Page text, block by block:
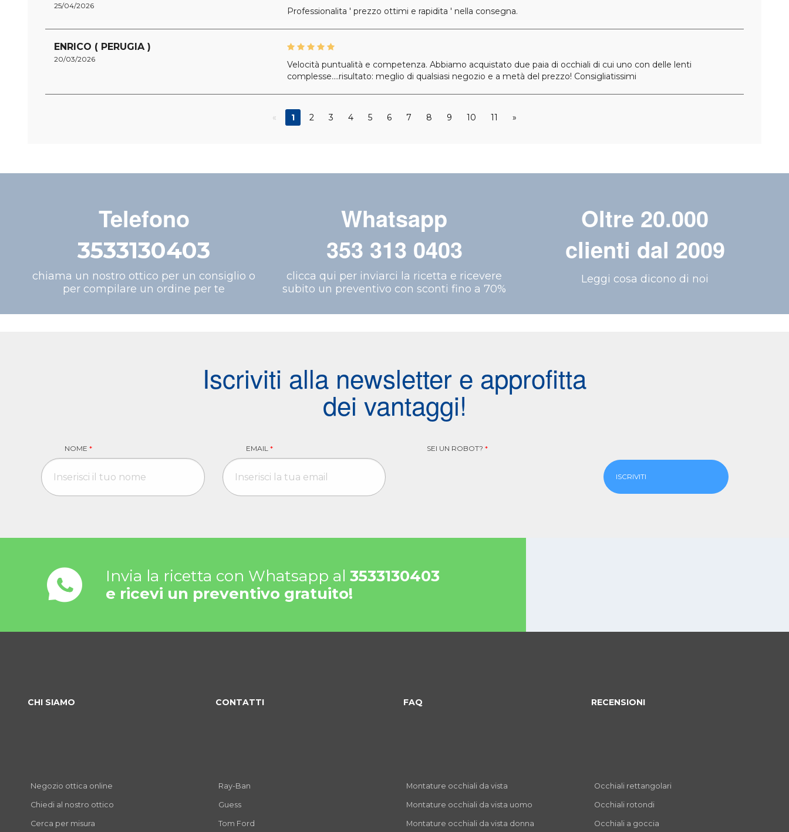
25/04/2026
Professionalita ' prezzo ottimi e rapidita ' nella consegna.
ENRICO ( PERUGIA )
20/03/2026
Velocità puntualità e competenza. Abbiamo acquistato due paia di occhiali di cui uno con delle lenti
complesse....risultato: meglio di qualsiasi negozio e a metà del prezzo! Consigliatissimi
« 1 2 3 4 5 6 7 8 9 10 11 »
Telefono
3533130403
chiama un nostro ottico per un consiglio o
per compilare un ordine per te
Whatsapp
353 313 0403
clicca qui per inviarci la ricetta e ricevere
subito un preventivo con sconti fino a 70%
Oltre 20.000
clienti dal 2009
Leggi cosa dicono di noi
Iscriviti alla newsletter e approfitta
dei vantaggi!
NOME * EMAIL * SEI UN ROBOT? *
ISCRIVITI
Invia la ricetta con Whatsapp al 3533130403
e ricevi un preventivo gratuito!
CHI SIAMO CONTATTI FAQ RECENSIONI
Negozio ottica online
Chiedi al nostro ottico
Cerca per misura
Ray-Ban
Guess
Tom Ford
Montature occhiali da vista
Montature occhiali da vista uomo
Montature occhiali da vista donna
Occhiali rettangolari
Occhiali rotondi
Occhiali a goccia